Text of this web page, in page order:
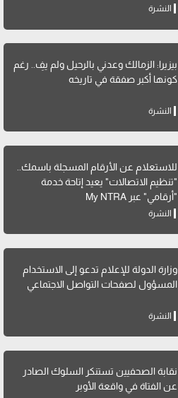
النشرة
بيزيرا: الزمالك وعدني بالرحيل ولم يفِ.. رغم
كونها أكبر صفقة في تاريخه
النشرة
للاستعلام عن الأرقام المسجلة باسمك..
"تنظيم الاتصالات" يعيد إتاحة خدمة
"أرقامي" عبر My NTRA
النشرة
وزارة الدولة للإعلام تدعو إلى الاستخدام
المسؤول لصفحات التواصل الاجتماعي
النشرة
نقابة الصحفيين تستنكر السلوك الصادر
عن الفتاة في واقعة الأوبر